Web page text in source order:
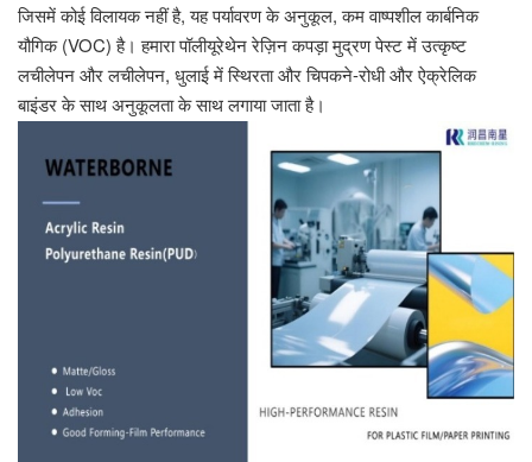
जिसमें कोई विलायक नहीं है, यह पर्यावरण के अनुकूल, कम वाष्पशील कार्बनिक
यौगिक (VOC) है। हमारा पॉलीयूरेथेन रेज़िन कपड़ा मुद्रण पेस्ट में उत्कृष्ट
लचीलेपन और लचीलेपन, धुलाई में स्थिरता और चिपकने-रोधी और ऐक्रेलिक
बाइंडर के साथ अनुकूलता के साथ लगाया जाता है।